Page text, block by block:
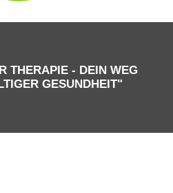
THERAPIE - DEIN WEG
GESUNDHEIT"